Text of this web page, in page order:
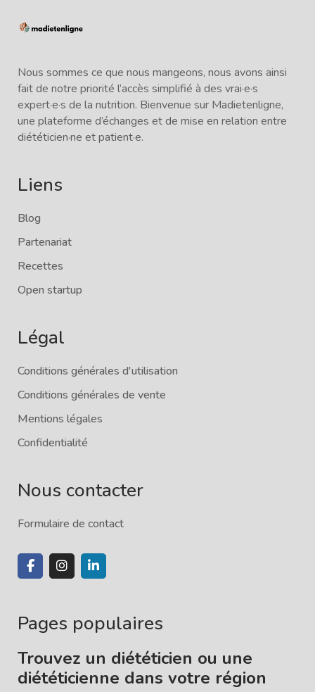
Nous sommes ce que nous mangeons, nous avons ainsi
fait de notre priorité l’accès simplifié à des vrai·e·s
expert·e·s de la nutrition. Bienvenue sur Madietenligne,
une plateforme d’échanges et de mise en relation entre
diététicien·ne et patient·e.
Liens
Blog
Partenariat
Recettes
Open startup
Légal
Conditions générales d'utilisation
Conditions générales de vente
Mentions légales
Confidentialité
Nous contacter
Formulaire de contact
Pages populaires
Trouvez un diététicien ou une
diététicienne dans votre région